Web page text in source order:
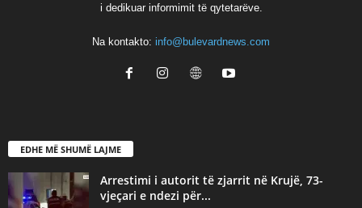
i dedikuar informimit të qytetarëve.
Na kontakto: info@bulevardnews.com
EDHE MË SHUMË LAJME
Arrestimi i autorit të zjarrit në Krujë, 73-
vjeçari e ndezi për...